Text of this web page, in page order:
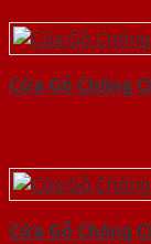
Cửa Gỗ Chống
Cửa Gỗ Chống